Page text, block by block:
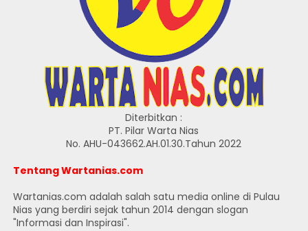
Diterbitkan :
PT. Pilar Warta Nias
No. AHU-043662.AH.01.30.Tahun 2022
Tentang Wartanias.com
Wartanias.com adalah salah satu media online di Pulau
Nias yang berdiri sejak tahun 2014 dengan slogan
"Informasi dan Inspirasi".